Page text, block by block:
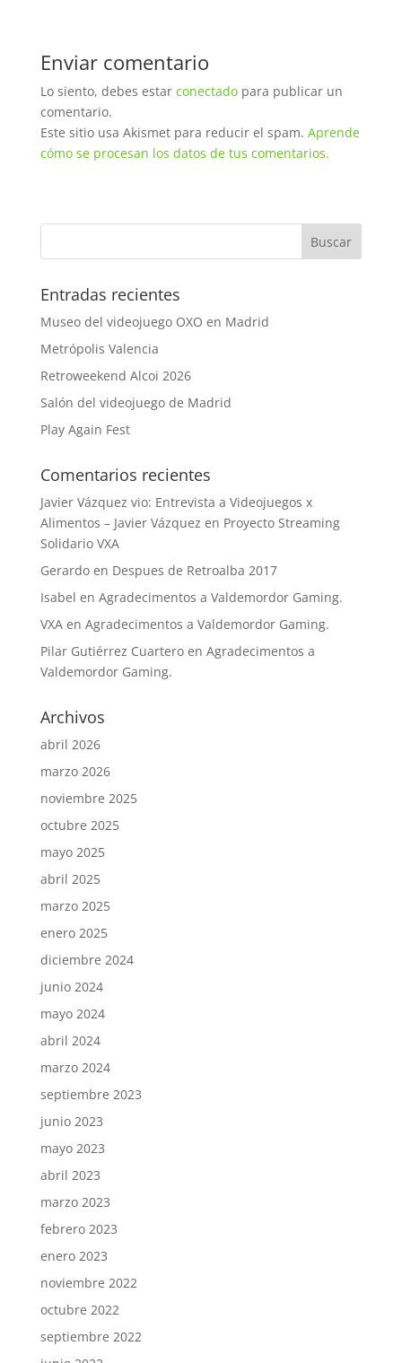
Enviar comentario
Lo siento, debes estar conectadopara publicar un
comentario.
Este sitio usa Akismet para reducir el spam. Aprende
cómo se procesan los datos de tus comentarios.
Entradas recientes
Museo del videojuego OXO en Madrid
Metrópolis Valencia
Retroweekend Alcoi 2026
Salón del videojuego de Madrid
Play Again Fest
Comentarios recientes
Javier Vázquez vio: Entrevista a Videojuegos x
Alimentos – Javier Vázquez en Proyecto Streaming
Solidario VXA
Gerardoen Despues de Retroalba 2017
Isabel en Agradecimentos a Valdemordor Gaming.
VXAen Agradecimentos a Valdemordor Gaming.
Pilar Gutiérrez Cuarteroen Agradecimentos a
Valdemordor Gaming.
Archivos
abril 2026
marzo 2026
noviembre 2025
octubre 2025
mayo 2025
abril 2025
marzo 2025
enero 2025
diciembre 2024
junio 2024
mayo 2024
abril 2024
marzo 2024
septiembre 2023
junio 2023
mayo 2023
abril 2023
marzo 2023
febrero 2023
enero 2023
noviembre 2022
octubre 2022
septiembre 2022